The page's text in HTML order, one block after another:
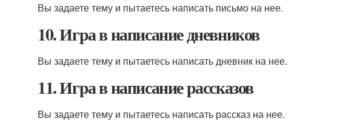
Вы задаете тему и пытаетесь написать письмо на нее.
10. Игра в написание дневников
Вы задаете тему и пытаетесь написать дневник на нее.
11. Игра в написание рассказов
Вы задаете тему и пытаетесь написать рассказ на нее.